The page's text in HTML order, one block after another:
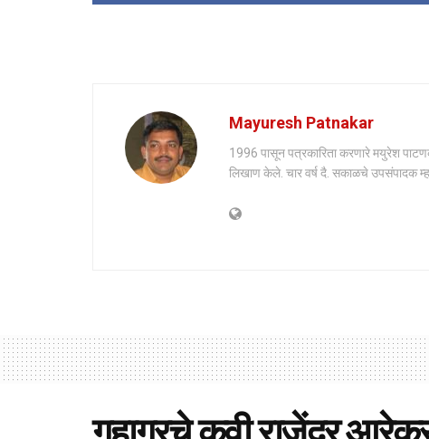
Mayuresh Patnakar
1996 पासून पत्रकारिता करणारे मयुरेश
लिखाण केले. चार वर्ष दै. सकाळचे उपसंपादक